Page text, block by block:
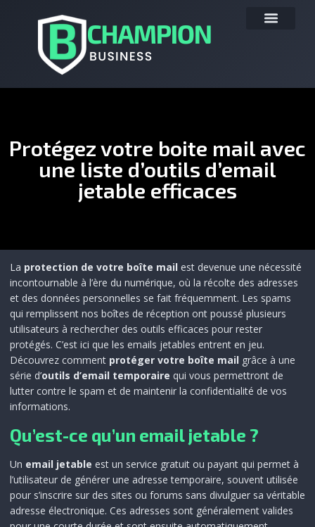
Protégez votre boite mail avec
une liste d’outils d’email
jetable efficaces
La protection de votre boîte mail est devenue une nécessité
incontournable à l’ère du numérique, où la récolte des adresses
et des données personnelles se fait fréquemment. Les spams
qui remplissent nos boîtes de réception ont poussé plusieurs
utilisateurs à rechercher des outils efficaces pour rester
protégés. C’est ici que les emails jetables entrent en jeu.
Découvrez comment protéger votre boîte mail grâce à une
série d’outils d’email temporaire qui vous permettront de
lutter contre le spam et de maintenir la confidentialité de vos
informations.
Qu’est-ce qu’un email jetable ?
Un email jetable est un service gratuit ou payant qui permet à
l’utilisateur de générer une adresse temporaire, souvent utilisée
pour s’inscrire sur des sites ou forums sans divulguer sa véritable
adresse électronique. Ces adresses sont généralement valides